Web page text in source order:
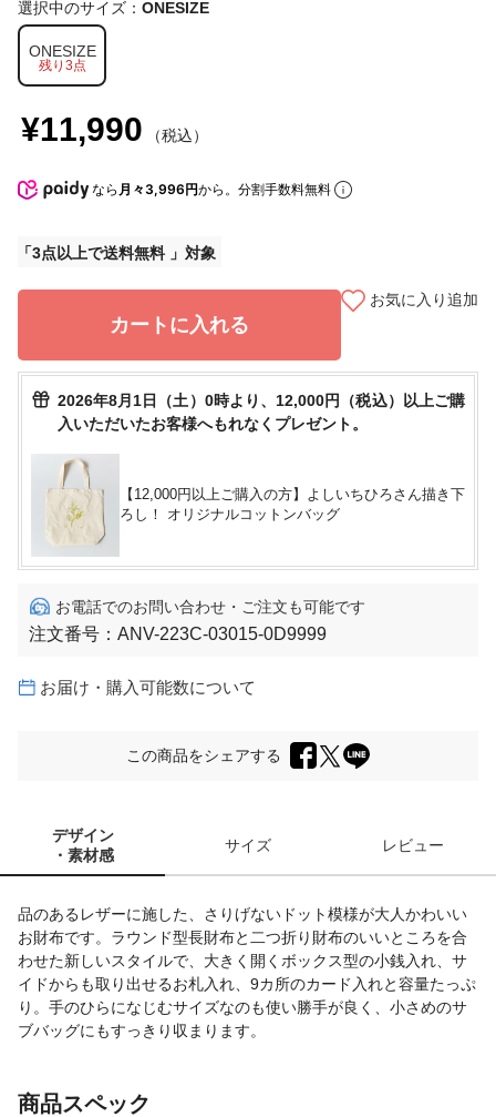
選択中のサイズ： ONESIZE
ONESIZE
残り3点
¥11,990 （税込）
なら 月々3,996円から。分割手数料無料
3点以上で送料無料
カートに入れる
お気に入り追加
2026年8月1日（土）0時より、12,000円（税込）以上ご購
入いただいたお客様へもれなくプレゼント。
【12,000円以上ご購入の方】よしいちひろさん描き下
ろし！ オリジナルコットンバッグ
お電話でのお問い合わせ・ご注文も可能です
注文番号： ANV-223C-03015-0D9999
お届け・購入可能数について
この商品をシェアする
デザイン
・素材感
サイズ レビュー
品のあるレザーに施した、さりげないドット模様が大人かわいい
お財布です。ラウンド型長財布と二つ折り財布のいいところを合
わせた新しいスタイルで、大きく開くボックス型の小銭入れ、サ
イドからも取り出せるお札入れ、9カ所のカード入れと容量たっぷ
り。手のひらになじむサイズなのも使い勝手が良く、小さめのサ
ブバッグにもすっきり収まります。
商品スペック